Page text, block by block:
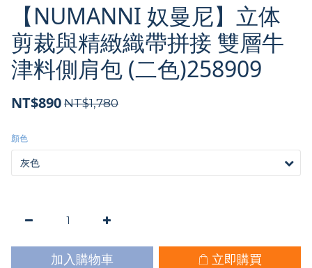
【NUMANNI 奴曼尼】立体
剪裁與精緻織帶拼接 雙層牛
津料側肩包 (二色)258909
NT$890 NT$1,780
顏色
加入購物車 立即購買